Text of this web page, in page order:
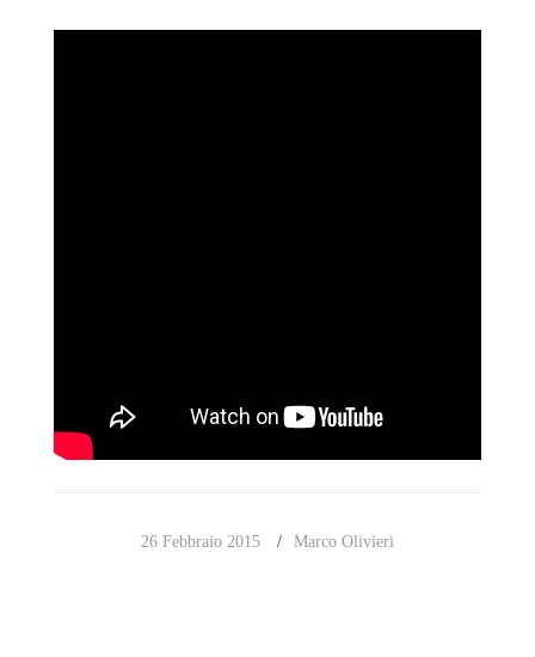
26 Febbraio 2015 Marco Olivieri